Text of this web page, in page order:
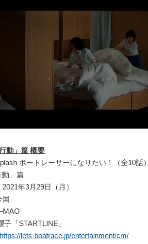
動」篇 概要
ボートレーサーになりたい！（全10話
動」篇
年3月29日（月）
「STARTLINE」
https://lets-boatrace.jp/entertainment/cm/